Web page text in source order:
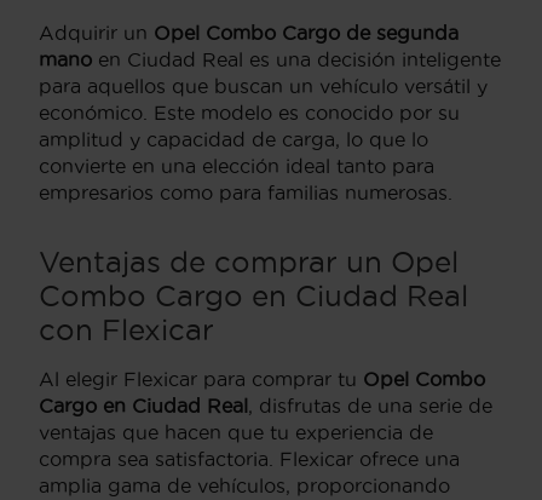
Adquirir un Opel Combo Cargo de segunda
mano en Ciudad Real es una decisión inteligente
para aquellos que buscan un vehículo versátil y
económico. Este modelo es conocido por su
amplitud y capacidad de carga, lo que lo
convierte en una elección ideal tanto para
empresarios como para familias numerosas.
Ventajas de comprar un Opel
Combo Cargo en Ciudad Real
con Flexicar
Al elegir Flexicar para comprar tu Opel Combo
Cargo en Ciudad Real, disfrutas de una serie de
ventajas que hacen que tu experiencia de
compra sea satisfactoria. Flexicar ofrece una
amplia gama de vehículos, proporcionando